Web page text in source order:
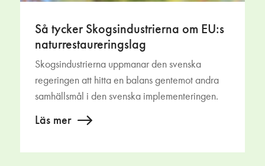
Så tycker Skogsindustrierna om EU:s
naturrestaureringslag
Skogsindustrierna uppmanar den svenska
regeringen att hitta en balans gentemot andra
samhällsmål i den svenska implementeringen.
Läs mer